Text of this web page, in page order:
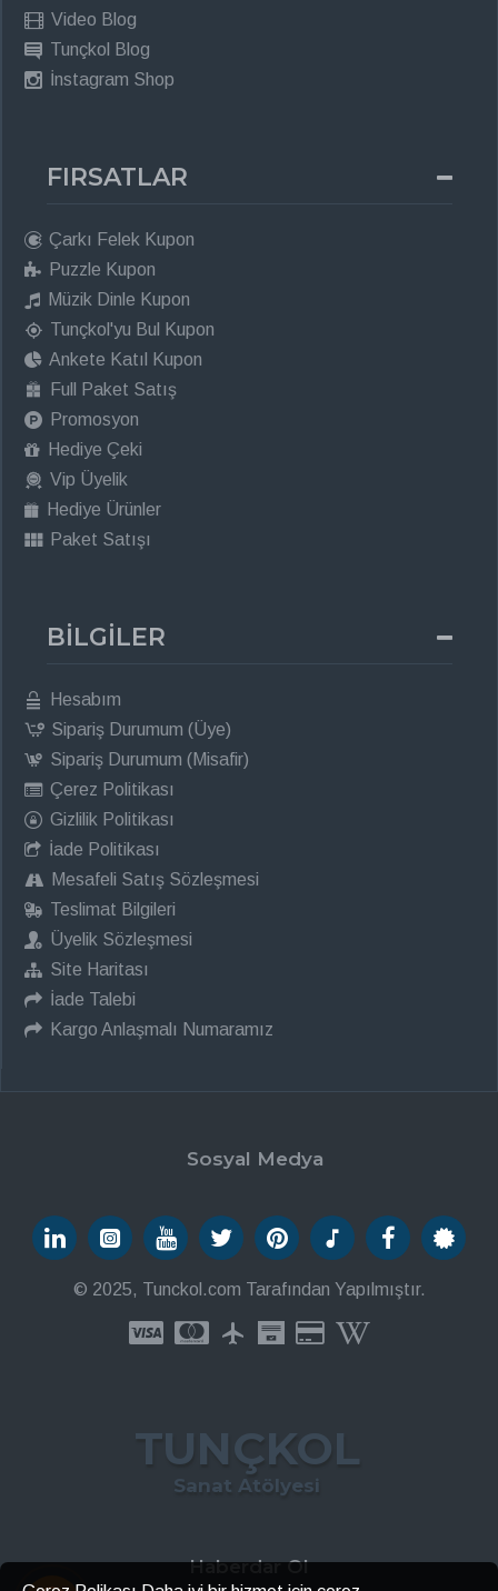
Video Blog
Tunçkol Blog
İnstagram Shop
FIRSATLAR
Çarkı Felek Kupon
Puzzle Kupon
Müzik Dinle Kupon
Tunçkol'yu Bul Kupon
Ankete Katıl Kupon
Full Paket Satış
Promosyon
Hediye Çeki
Vip Üyelik
Hediye Ürünler
Paket Satışı
BİLGİLER
Hesabım
Sipariş Durumum (Üye)
Sipariş Durumum (Misafir)
Çerez Politikası
Gizlilik Politikası
İade Politikası
Mesafeli Satış Sözleşmesi
Teslimat Bilgileri
Üyelik Sözleşmesi
Site Haritası
İade Talebi
Kargo Anlaşmalı Numaramız
Sosyal Medya
© 2025, Tunckol.com Tarafından Yapılmıştır.
TUNÇKOL
Sanat Atölyesi
Haberdar Ol